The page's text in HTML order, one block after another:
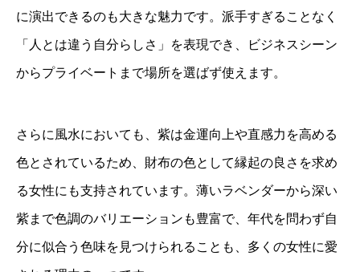
に演出できるのも大きな魅力です。派手すぎることなく
「人とは違う自分らしさ」を表現でき、ビジネスシーン
からプライベートまで場所を選ばず使えます。
さらに風水においても、紫は金運向上や直感力を高める
色とされているため、財布の色として縁起の良さを求め
る女性にも支持されています。薄いラベンダーから深い
紫まで色調のバリエーションも豊富で、年代を問わず自
分に似合う色味を見つけられることも、多くの女性に愛